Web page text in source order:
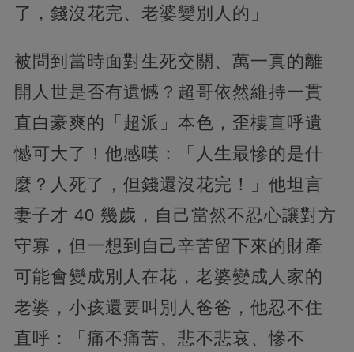
了，錢沒花完、老婆變別人的」
被問到當時面對生死交關、萬一真的離
開人世是否有遺憾？超哥依然維持一貫
直白豪爽的「超派」本色，歪樓直呼遺
憾可大了！他感嘆：「人生最慘的是什
麼？人死了，但錢還沒花完！」他坦言
妻子才 40 幾歲，自己當然不忍心讓對方
守寡，但一想到自己辛苦留下來的財產
可能會變成別人在花，老婆變成人家的
老婆，小孩還要叫別人爸爸，他忍不住
直呼：「痛不痛苦、悲不悲哀、慘不